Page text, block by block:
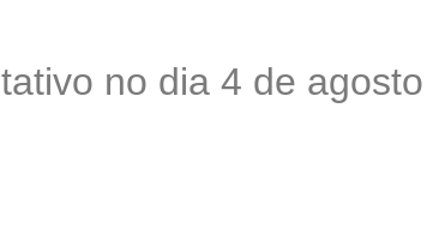
no dia 4 de agosto